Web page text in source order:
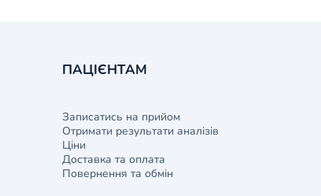
ПАЦІЄНТАМ
Записатись на прийом
Отримати результати аналізів
Ціни
Доставка та оплата
Повернення та обмін